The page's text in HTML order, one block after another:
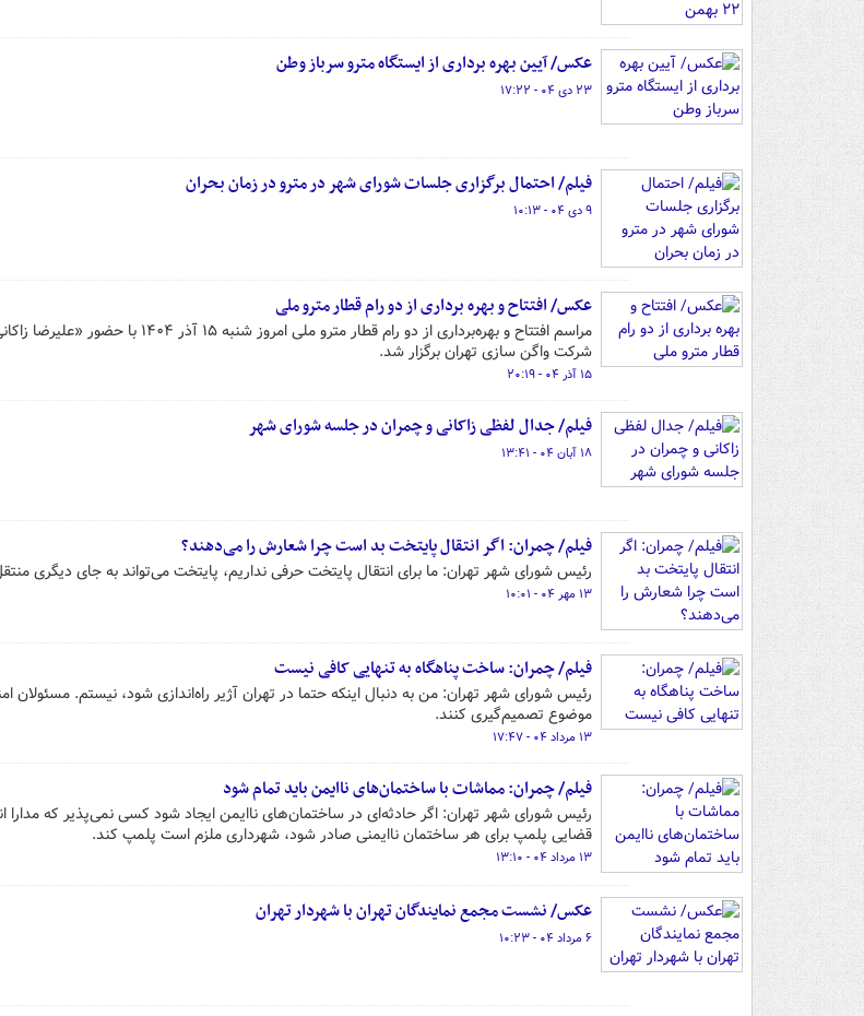
عکس/ آیین بهره برداری از ایستگاه مترو سرباز وطن
۲۳ دی ۰۴ - ۱۷:۲۲
فیلم/ احتمال برگزاری جلسات شورای شهر در مترو در زمان بحران
۹ دی ۰۴ - ۱۰:۱۳
عکس/ افتتاح و بهره برداری از دو رام قطار مترو ملی
مراسم افتتاح و بهره‌برداری از دو رام قطار مترو ملی
شرکت واگن سازی تهران برگزار شد.
۱۵ آذر ۰۴ - ۲۰:۱۹
فیلم/ جدال لفظی زاکانی و چمران در جلسه شورای شهر
۱۸ آبان ۰۴ - ۱۳:۴۱
فیلم/ چمران: اگر انتقال پایتخت بد است چرا شعارش را می‌دهند؟
رئیس شورای شهر تهران: ما برای انتقال پایتخت حرفی نداریم، پایتخت می‌تواند به جای دیگری
۱۳ مهر ۰۴ - ۱۰:۰۱
فیلم/ چمران: ساخت پناهگاه به تنهایی کافی نیست
رئیس شورای شهر تهران: من به دنبال اینکه حتما در تهران آژیر راه‌اندازی شود، نیستم. مسئولان
موضوع تصمیم‌گیری کنند.
۱۳ مرداد ۰۴ - ۱۷:۴۷
فیلم/ چمران: مماشات با ساختمان‌های ناایمن باید تمام شود
رئیس شورای شهر تهران: اگر حادثه‌ای در ساختمان‌های ناایمن ایجاد شود کسی نمی‌پذیر که
قضایی پلمپ برای هر ساختمان ناایمنی صادر شود، شهرداری ملزم است پلمپ کند.
۱۳ مرداد ۰۴ - ۱۳:۱۰
عکس/ نشست مجمع نمایندگان تهران با شهردار تهران
۶ مرداد ۰۴ - ۱۰:۲۳